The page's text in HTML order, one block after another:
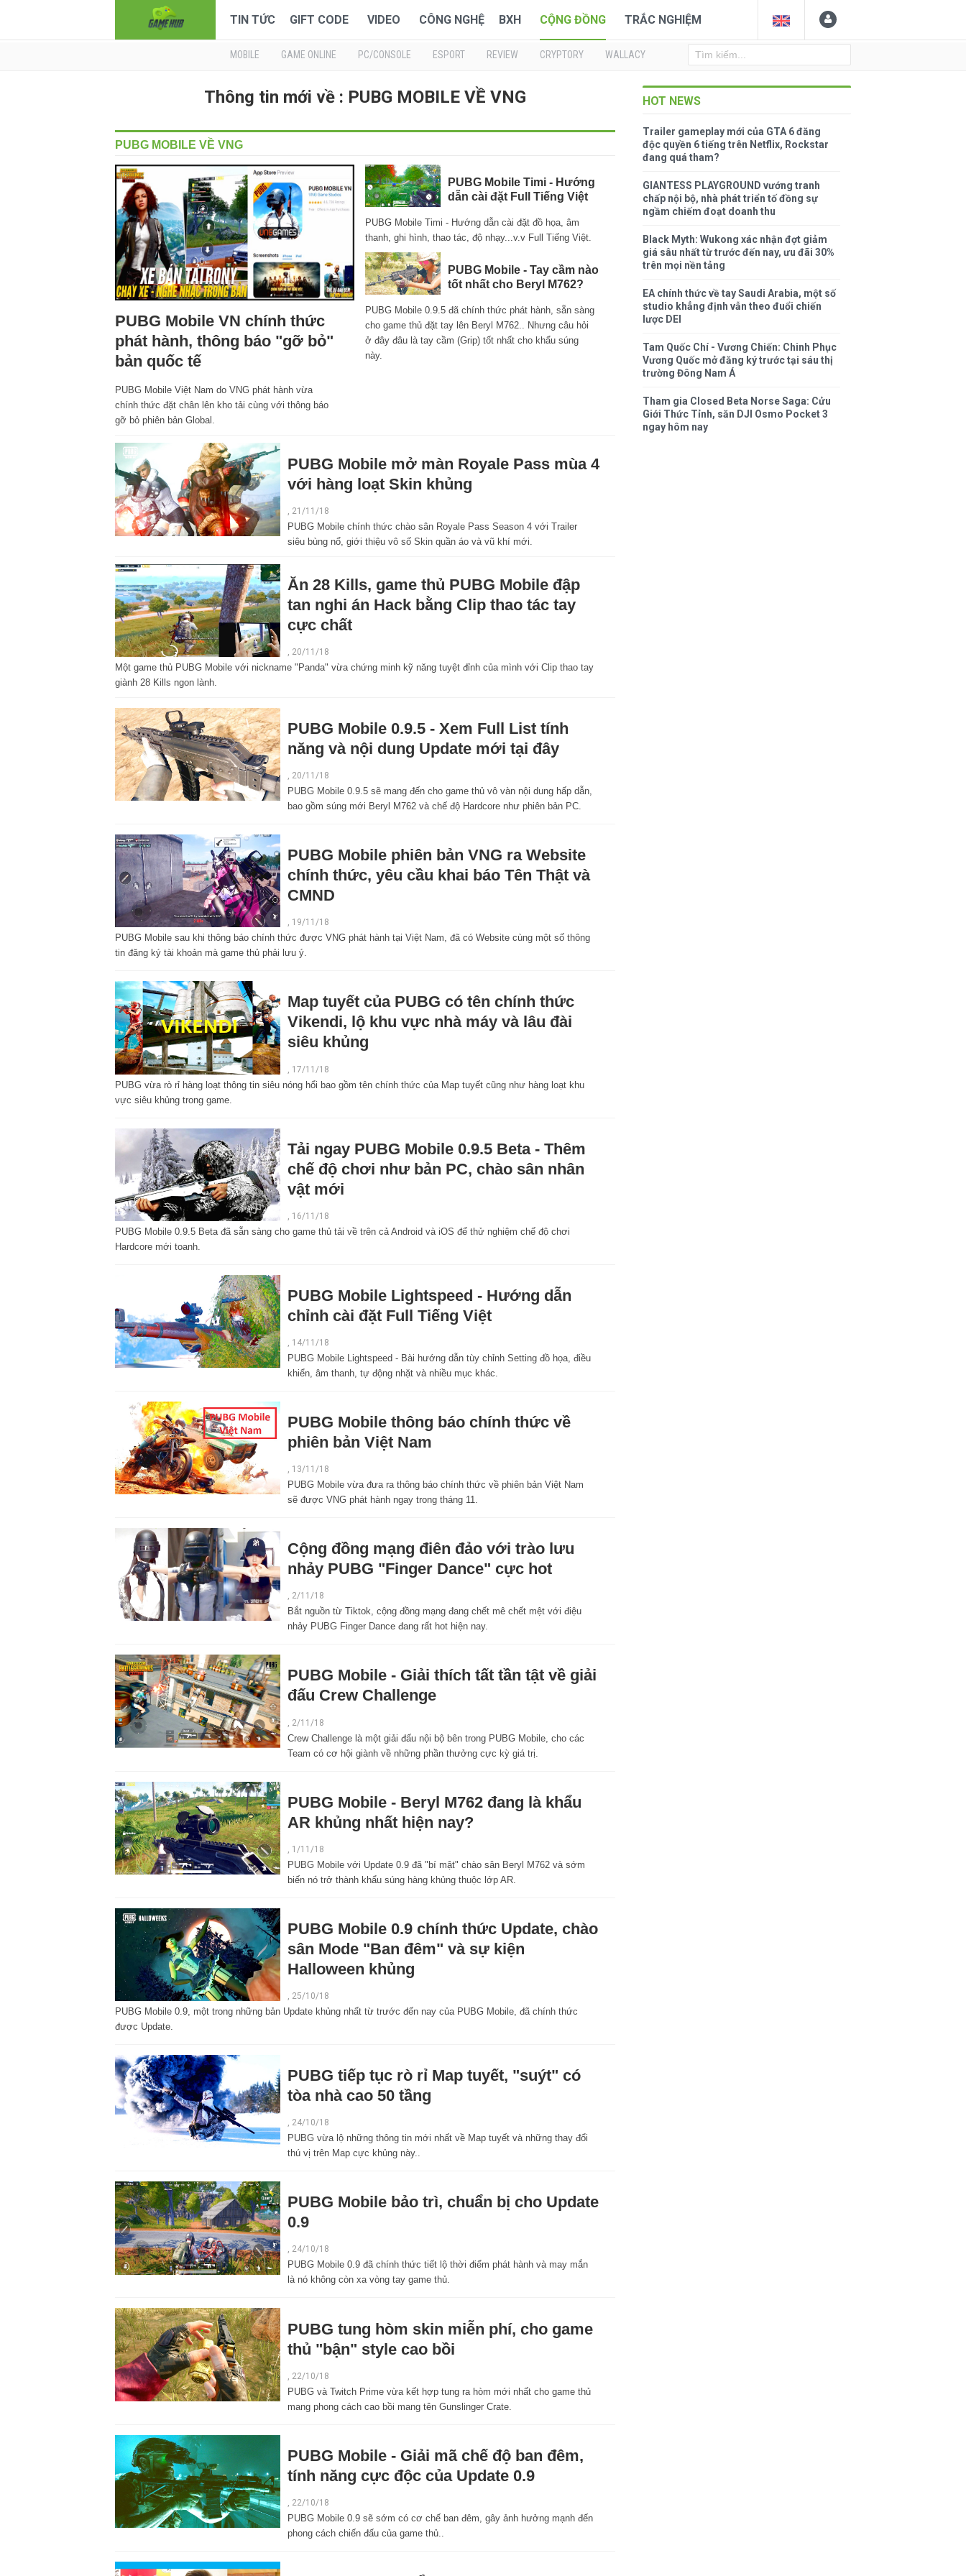
TIN TỨC GIFT CODE VIDEO CÔNG NGHỆ BXH CỘNG ĐỒNG TRẮC NGHIỆM
MOBILE GAME ONLINE PC/CONSOLE ESPORT REVIEW CRYPTORY WALLACY
Thông tin mới về : PUBG MOBILE VỀ VNG
PUBG MOBILE VỀ VNG
PUBG Mobile VN chính thức
phát hành, thông báo "gỡ bỏ"
bản quốc tế
PUBG Mobile Việt Nam do VNG phát hành vừa
chính thức đặt chân lên kho tải cùng với thông báo
gỡ bỏ phiên bản Global.
PUBG Mobile Timi - Hướng
dẫn cài đặt Full Tiếng Việt
PUBG Mobile Timi - Hướng dẫn cài đặt đồ họa, âm
thanh, ghi hình, thao tác, độ nhạy...v.v Full Tiếng Việt.
PUBG Mobile - Tay cầm nào
tốt nhất cho Beryl M762?
PUBG Mobile 0.9.5 đã chính thức phát hành, sẵn sàng
cho game thủ đặt tay lên Beryl M762.. Nhưng câu hỏi
ở đây đâu là tay cầm (Grip) tốt nhất cho khẩu súng
này.
PUBG Mobile mở màn Royale Pass mùa 4
với hàng loạt Skin khủng
, 21/11/18
PUBG Mobile chính thức chào sân Royale Pass Season 4 với Trailer
siêu bùng nổ, giới thiệu vô số Skin quần áo và vũ khí mới.
Ăn 28 Kills, game thủ PUBG Mobile đập
tan nghi án Hack bằng Clip thao tác tay
cực chất
, 20/11/18
Một game thủ PUBG Mobile với nickname "Panda" vừa chứng minh kỹ năng tuyệt đỉnh của mình với Clip thao tay
giành 28 Kills ngon lành.
PUBG Mobile 0.9.5 - Xem Full List tính
năng và nội dung Update mới tại đây
, 20/11/18
PUBG Mobile 0.9.5 sẽ mang đến cho game thủ vô vàn nội dung hấp dẫn,
bao gồm súng mới Beryl M762 và chế độ Hardcore như phiên bản PC.
PUBG Mobile phiên bản VNG ra Website
chính thức, yêu cầu khai báo Tên Thật và
CMND
, 19/11/18
PUBG Mobile sau khi thông báo chính thức được VNG phát hành tại Việt Nam, đã có Website cùng một số thông
tin đăng ký tài khoản mà game thủ phải lưu ý.
Map tuyết của PUBG có tên chính thức
Vikendi, lộ khu vực nhà máy và lâu đài
siêu khủng
17/11/18
PUBG vừa rò rỉ hàng loạt thông tin siêu nóng hổi bao gồm tên chính thức của Map tuyết cũng như hàng loạt khu
vực siêu khủng trong game.
Tải ngay PUBG Mobile 0.9.5 Beta - Thêm
chế độ chơi như bản PC, chào sân nhân
vật mới
16/11/18
PUBG Mobile 0.9.5 Beta đã sẵn sàng cho game thủ tải về trên cả Android và iOS để thử nghiệm chế độ chơi
Hardcore mới toanh.
PUBG Mobile Lightspeed - Hướng dẫn
chỉnh cài đặt Full Tiếng Việt
, 14/11/18
PUBG Mobile Lightspeed - Bài hướng dẫn tùy chỉnh Setting đồ họa, điều
khiển, âm thanh, tự động nhặt và nhiều mục khác.
PUBG Mobile thông báo chính thức về
phiên bản Việt Nam
, 13/11/18
PUBG Mobile vừa đưa ra thông báo chính thức về phiên bản Việt Nam
sẽ được VNG phát hành ngay trong tháng 11.
Cộng đồng mạng điên đảo với trào lưu
nhảy PUBG "Finger Dance" cực hot
, 2/11/18
Bắt nguồn từ Tiktok, cộng đồng mạng đang chết mê chết mệt với điệu
nhảy PUBG Finger Dance đang rất hot hiện nay.
PUBG Mobile - Giải thích tất tần tật về giải
đấu Crew Challenge
2/11/18
Crew Challenge là một giải đấu nội bộ bên trong PUBG Mobile, cho các
Team có cơ hội giành về những phần thưởng cực kỳ giá trị.
PUBG Mobile - Beryl M762 đang là khẩu
AR khủng nhất hiện nay?
, 1/11/18
PUBG Mobile với Update 0.9 đã "bí mật" chào sân Beryl M762 và sớm
biến nó trở thành khẩu súng hàng khủng thuộc lớp AR.
PUBG Mobile 0.9 chính thức Update, chào
sân Mode "Ban đêm" và sự kiện
Halloween khủng
, 25/10/18
PUBG Mobile 0.9, một trong những bản Update khủng nhất từ trước đến nay của PUBG Mobile, đã chính thức
được Update.
PUBG tiếp tục rò rỉ Map tuyết, "suýt" có
tòa nhà cao 50 tầng
, 24/10/18
PUBG vừa lộ những thông tin mới nhất về Map tuyết và những thay đổi
thú vị trên Map cực khủng này..
PUBG Mobile bảo trì, chuẩn bị cho Update
0.9
, 24/10/18
PUBG Mobile 0.9 đã chính thức tiết lộ thời điểm phát hành và may mắn
là nó không còn xa vòng tay game thủ.
PUBG tung hòm skin miễn phí, cho game
thủ "bận" style cao bồi
22/10/18
PUBG và Twitch Prime vừa kết hợp tung ra hòm mới nhất cho game thủ
mang phong cách cao bồi mang tên Gunslinger Crate.
PUBG Mobile - Giải mã chế độ ban đêm,
tính năng cực độc của Update 0.9
, 22/10/18
PUBG Mobile 0.9 sẽ sớm có cơ chế ban đêm, gây ảnh hưởng mạnh đến
phong cách chiến đấu của game thủ..
HOT NEWS
Trailer gameplay mới của GTA 6 đăng
độc quyền 6 tiếng trên Netflix, Rockstar
đang quá tham?
GIANTESS PLAYGROUND vướng tranh
chấp nội bộ, nhà phát triển tố đồng sự
ngầm chiếm đoạt doanh thu
Black Myth: Wukong xác nhận đợt giảm
giá sâu nhất từ trước đến nay, ưu đãi 30%
trên mọi nền tảng
EA chính thức về tay Saudi Arabia, một số
studio khẳng định vẫn theo đuổi chiến
lược DEI
Tam Quốc Chí - Vương Chiến: Chinh Phục
Vương Quốc mở đăng ký trước tại sáu thị
trường Đông Nam Á
Tham gia Closed Beta Norse Saga: Cửu
Giới Thức Tỉnh, săn DJI Osmo Pocket 3
ngay hôm nay